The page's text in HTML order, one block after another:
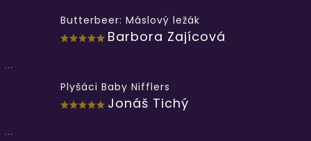
Butterbeer: Máslový ležák
Barbora Zajícová
...
Plyšáci Baby Nifflers
Jonáš Tichý
...